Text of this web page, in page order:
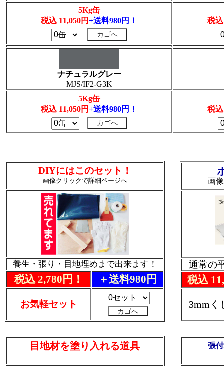
5Kg缶
税込 11,050円+送料980円！ 税
ナチュラルグレー
MJS/IF2-G3K
5Kg缶
税込 11,050円+送料980円！ 税
DIYにはこのセット！
画像クリックで詳細ページへ
養生・張り・目地埋めまで出来ます！
税込 2,780円！ ＋送料980円
お気軽セット
画
通常の
税込
3mmく
目地材を塗り入れる道具 張